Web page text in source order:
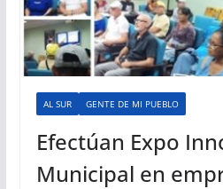
AL SUR GENTE DE MI PUEBLO
Efectúan Expo
Municipal en